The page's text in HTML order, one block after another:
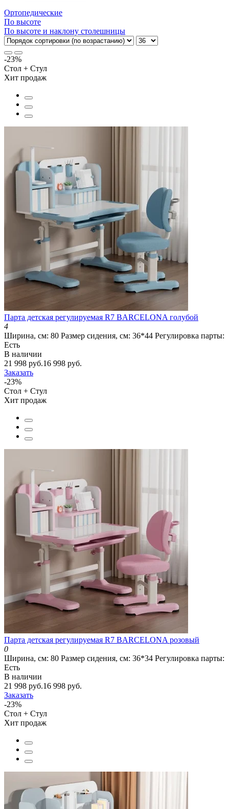
Ортопедические
По высоте
По высоте и наклону столешницы
-23%
Стол + Стул
Хит продаж
Парта детская регулируемая R7 BARCELONA голубой
4
Ширина, см: 80 Размер сидения, см: 36*44 Регулировка парты:
Есть
В наличии
21 998 руб.16 998 руб.
Заказать
-23%
Стол + Стул
Хит продаж
Парта детская регулируемая R7 BARCELONA розовый
0
Ширина, см: 80 Размер сидения, см: 36*34 Регулировка парты:
Есть
В наличии
21 998 руб.16 998 руб.
Заказать
-23%
Стол + Стул
Хит продаж